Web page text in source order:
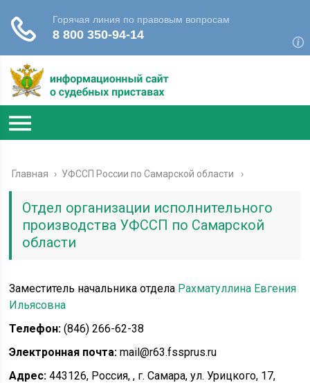
Главная › УФССП России по Самарской области
Отдел организации исполнительного
производства УФССП по Самарской
области
Заместитель начальника отдела Рахматуллина Евгения
Ильясовна
Телефон: (846) 266-62-38
Электронная почта: mail@r63.fssprus.ru
Адрес: 443126, Россия, , г. Самара, ул. Урицкого, 17,